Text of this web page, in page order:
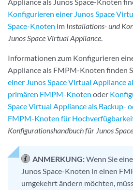
Konfigurieren einer Junos Space
Space-Knoten im Installations- und
Junos Space Virtual Appliance.
Informationen zum Konfigurieren
Appliance als FMPM-Knoten finden
einer Junos Space Virtual Appliance
primären FMPM-Knoten oder
Space Virtual Appliance als Backup-
FMPM-Knoten für
Konfigurationshandbuch für Junos
ANMERKUNG:Wenn Sie
Junos Space-Knoten in einen
umgekehrt ändern möchten,